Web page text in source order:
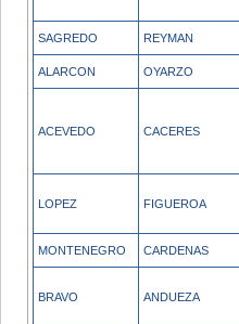
SAGREDO REYMAN
ALARCON OYARZO
ACEVEDO CACERES
LOPEZ FIGUEROA
MONTENEGRO CARDENAS
BRAVO ANDUEZA